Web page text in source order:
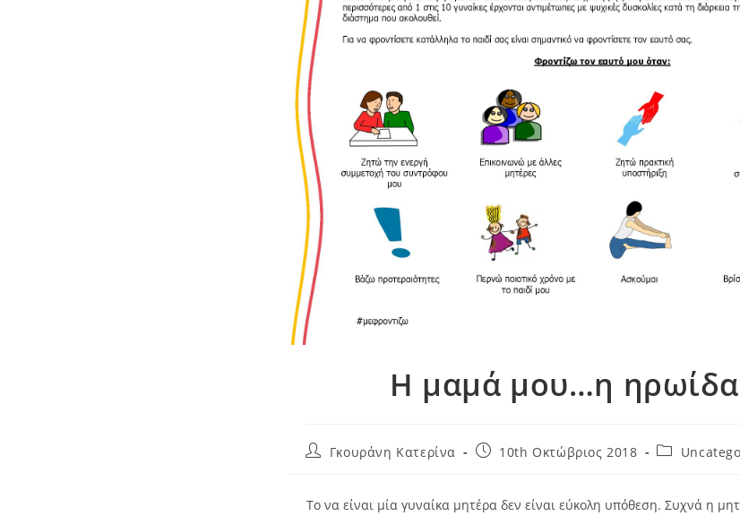
Η μαμά μου…η
Γκουράνη Κατερίνα 10th Οκτώβριος 2018
Το να είναι μία γυναίκα μητέρα δεν είναι εύκολη υπόθεση. Συχνά η